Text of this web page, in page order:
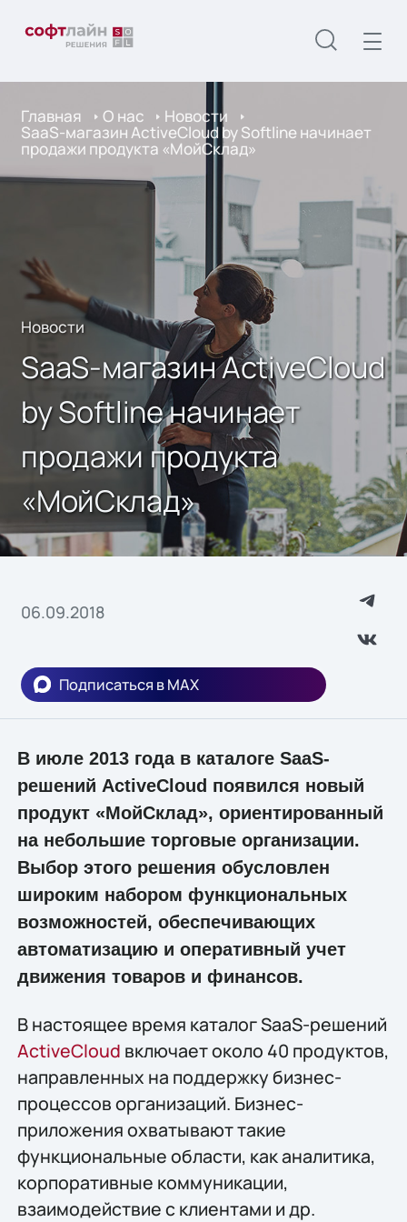
Главная О нас Новости
SaaS-магазин ActiveCloud by Softline начинает
продажи продукта «МойСклад»
Новости
SaaS-магазин ActiveCloud
by Softline начинает
продажи продукта
«МойСклад»
06.09.2018
Подписаться в MAX
В июле 2013 года в каталоге SaaS-
решений ActiveCloud появился новый
продукт «МойСклад», ориентированный
на небольшие торговые организации.
Выбор этого решения обусловлен
широким набором функциональных
возможностей, обеспечивающих
автоматизацию и оперативный учет
движения товаров и финансов.
В настоящее время каталог SaaS-решений
ActiveCloud включает около 40 продуктов,
направленных на поддержку бизнес-
процессов организаций. Бизнес-
приложения охватывают такие
функциональные области, как аналитика,
корпоративные коммуникации,
взаимодействие с клиентами и др.